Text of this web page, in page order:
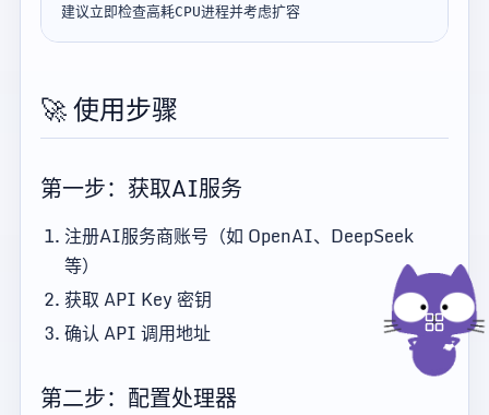
🚀 使用步骤
第一步：获取AI服务
注册AI服务商账号（如 OpenAI、DeepSeek
等）
获取 API Key 密钥
确认 API 调用地址
第二步：配置处理器